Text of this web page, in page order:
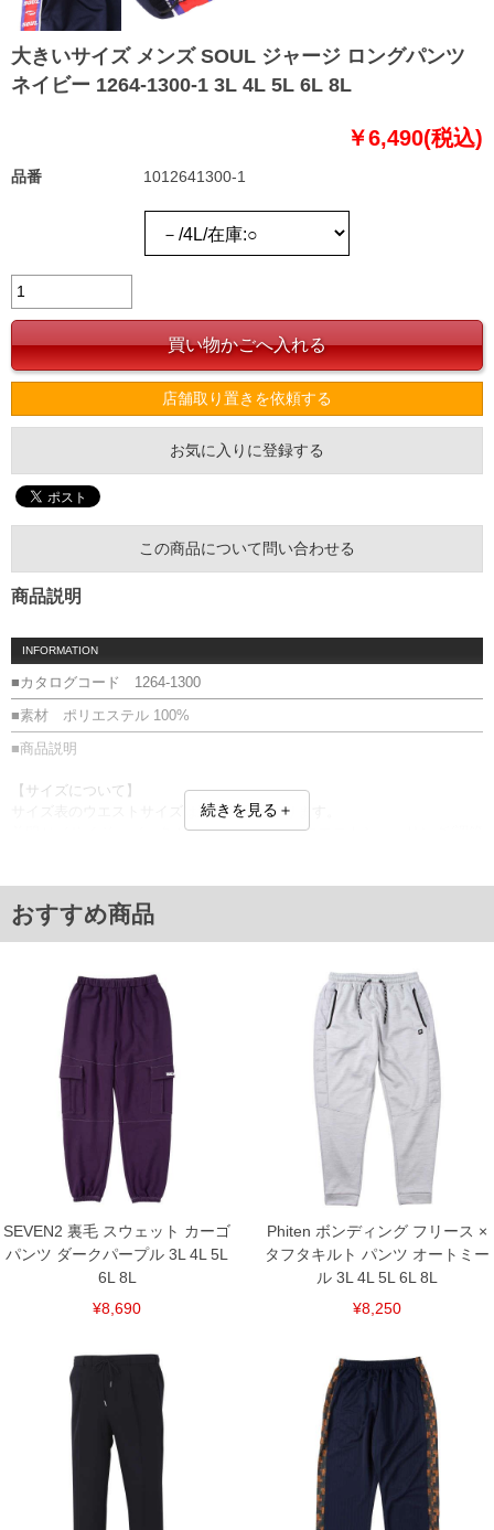
大きいサイズ メンズ SOUL ジャージ ロングパンツ
ネイビー 1264-1300-1 3L 4L 5L 6L 8L
￥6,490(税込)
品番 1012641300-1
店舗取り置きを依頼する
お気に入りに登録する
この商品について問い合わせる
商品説明
INFORMATION
■カタログコード 1264-1300
■素材 ポリエステル 100%
■商品説明
【サイズについて】
サイズ表のウエストサイズは適応範囲となります。
前閉じ／サイド・バックポケット有／刺繍／ウエストシャーリング(調節
■サイズ表
サイズ/ウエスト/股下/わたり幅/ヒップ/総丈
3L/95～110/80/38/130/116
5L/115～130/80/42/150/120
6L/125～140/80/44/160/122
8L/145～160/80/48/180/126
単位はcm
※【返品交換について】
返品交換希望の方は、商品到着後1週間以内にご連絡ください。
下着(肌着)やワイシャツは商品の性質上、返品交換不可とさせて頂いております。予め
ご了承くださいませ。
※【ボトムの裾上げをご希望の場合】
裾上げ料金は500円+税となります。
備考欄に股下●cmとご記入下さい。（裾上げ無料対象商品は1本につき税込6,000円以
上の品が対象。1本5,999円以下の商品は有料（500円+税）となります。）
尚、裾上げした商品は返品・交換不可となりますので、予めご了承下さい。
一部、お直しに対応出来ない商品がございます。(例：裾にファスナーや調節ひもが付
いている、極端なデザインが施されている等)
※商品によって若干のサイズの誤差がございます。また、お客様がご使用の環境（コ
ンピュータ画面）によって、商品の色味が若干異なる場合がございます。予めご了承
※当店での掲載商品は、実店鋪と在庫を共用しておりますので店頭での売り違い、店
舗からのお取り寄せ等により、お客様にご迷惑をお掛けしてしまう場合がございま
す。そのようなことがない様最大限に努めておりますが、もしあった場合速やかにご
連絡させて頂きますので予めご了承ください。
続きを見る＋
おすすめ商品
SEVEN2 裏毛 スウェット カーゴ
パンツ ダークパープル 3L 4L 5L
6L 8L
¥8,690
Phiten ボンディング フリース ×
タフタキルト パンツ オートミー
ル 3L 4L 5L 6L 8L
¥8,250